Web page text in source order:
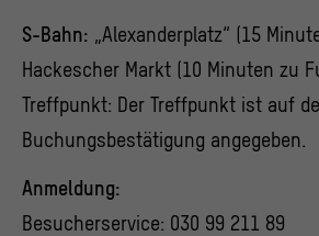
S-Bahn: „Alexanderplatz“ (15
Hackescher Markt (10 Minuten zu
Treffpunkt: Der Treffpunkt ist auf
Buchungsbestätigung angegeben.
Anmeldung:
Besucherservice: 030 99 211 89